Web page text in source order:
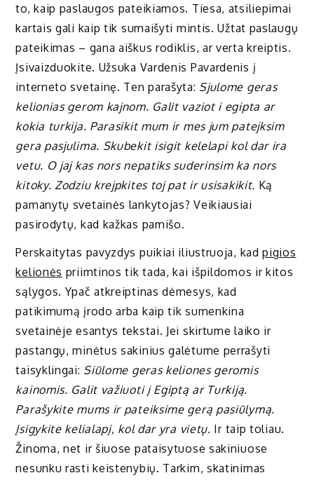
to, kaip paslaugos pateikiamos. Tiesa, atsiliepimai
kartais gali kaip tik sumaišyti mintis. Užtat paslaugų
pateikimas – gana aiškus rodiklis, ar verta kreiptis.
Įsivaizduokite. Užsuka Vardenis Pavardenis į
interneto svetainę. Ten parašyta: Sjulome geras
kelionias gerom kajnom. Galit vaziot i egipta ar
kokia turkija. Parasikit mum ir mes jum patejksim
gera pasjulima. Skubekit isigit kelelapi kol dar ira
vetu. O jaj kas nors nepatiks suderinsim ka nors
kitoky. Zodziu krejpkites toj pat ir usisakikit. Ką
pamanytų svetainės lankytojas? Veikiausiai
pasirodytų, kad kažkas pamišo.
Perskaitytas pavyzdys puikiai iliustruoja, kadpigios
kelionės priimtinos tik tada, kai išpildomos ir kitos
sąlygos. Ypač atkreiptinas dėmesys, kad
patikimumą įrodo arba kaip tik sumenkina
svetainėje esantys tekstai. Jei skirtume laiko ir
pastangų, minėtus sakinius galėtume perrašyti
taisyklingai: Siūlome geras keliones geromis
kainomis. Galit važiuoti į Egiptą ar Turkiją.
Parašykite mums ir pateiksime gerą pasiūlymą.
Įsigykite kelialapį, kol dar yra vietų. Ir taip toliau.
Žinoma, net ir šiuose pataisytuose sakiniuose
nesunku rasti keistenybių. Tarkim, skatinimas